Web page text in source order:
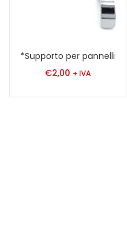
*Supporto per pannelli
€2,00 + IVA
Lost